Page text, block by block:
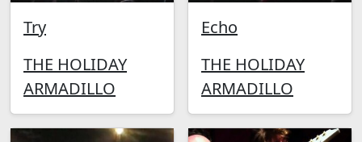
Try
THE HOLIDAY
ARMADILLO
Echo
THE HOLIDAY
ARMADILLO